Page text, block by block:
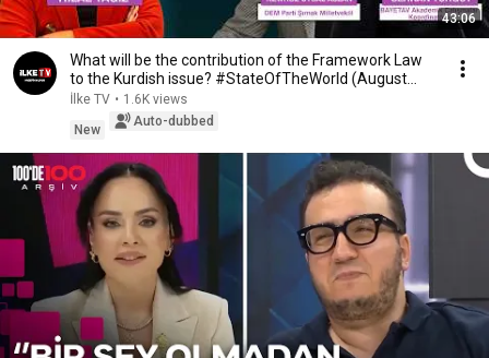
43:06
What will be the contribution of the Framework Law
to the Kurdish issue? #StateOfTheWorld (August...
İlke TV • 1.6K views
New
Auto-dubbed